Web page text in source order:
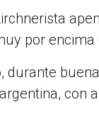
por encima
con